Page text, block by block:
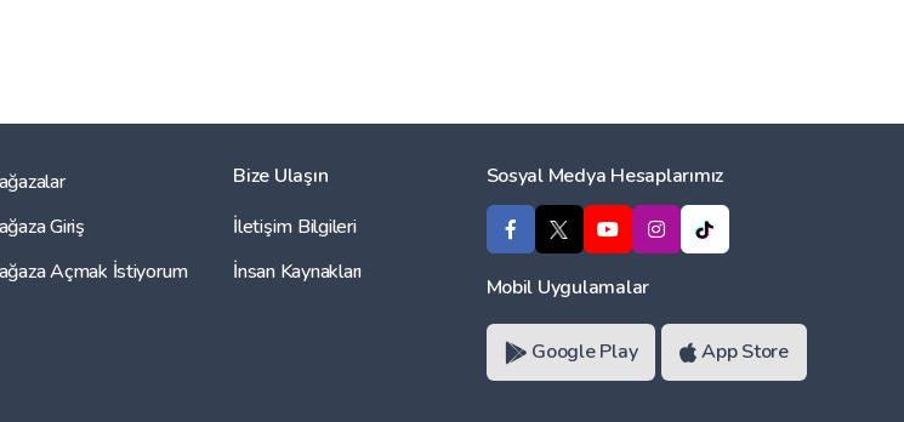
Giriş
Açmak İstiyorum
Bize Ulaşın
İletişim Bilgileri
İnsan Kaynakları
Sosyal Medya Hesaplarımız
Mobil Uygulamalar
Google Play App Store